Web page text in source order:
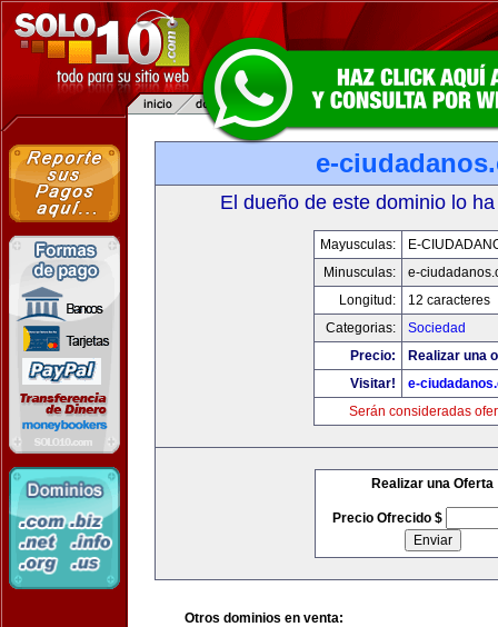
e-
El dueño de este dominio lo
Mayusculas:
E-
Minusculas:
e-
Longitud:
12 caracteres
Categorias:
Sociedad
Precio:
Realizar una
Visitar!
e-
Serán consideradas
Realizar una Oferta
Precio Ofrecido $
Otros dominios en venta: